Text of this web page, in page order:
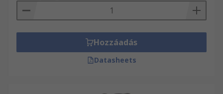
Hozzáadás
Datasheets